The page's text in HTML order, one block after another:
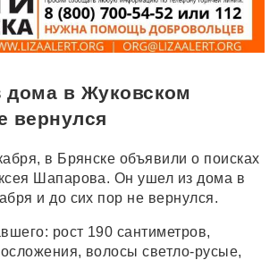
дома в Жуковском
вернулся
в Брянске объявили о поисках
Шапарова. Он ушел из дома в
и до сих пор не вернулся.
рост 190 сантиметров,
волосы светло-русые,